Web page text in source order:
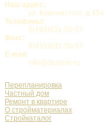
Наш адрес:
ул. Коренастого, д.454
Телефоны:
8(499)031-50-57
Факс:
8(499)031-50-57
E-mail:
info@desrem.ru
Перепланировка
Частный дом
Ремонт в квартире
О стройматериалах
Стройкаталог